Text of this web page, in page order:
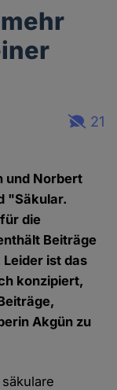
21
und Norbert
"Säkular.
die
Beiträge
ist das
konzipiert,
Akgün zu